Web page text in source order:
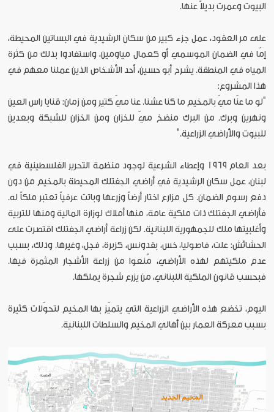
البيوت وعمرت بديلاً عنها.
على مر العقود، عمل جزء كبير من سكان الرشيدية في البساتين المحيطة،
إمّا في الضمان الموسمي أو كعمال مياومين، واستفادوا بذلك من كثرة
المياه في المنطقة. يشرح أبو حسين، أحد الأشخاص الذين عملنا معهم في
هذا المشروع:
"لو ما عنّا ميّ بالمخيم ما كنا عشنا. عنا ميّ كتير ومن زمان: قنايا راس العين
ونهرين وبرك. من البرك منضخ ميّ للخزان ومن الخزان للشبكة وبعدين
للبيوت والأراضي الزراعية."
بعد العام 1969 وإعطاء الشرعية لوجود منظمة التحرير الفلسطينية في
لبنان، عمل سكان الرشيدية في أراضي الجفتلك المحيطة بالمخيم من دون
دفع رسوم الضمان. كل مزارع اختار أرضاً وزرعها وباتت عرفياً تعتبر ملكاً له.
فأراضي الجفتلك ذات ملكية عامة، منها أملاك لوزارة المالية ومنها للتربية
وأغلبيتها ملك للجمهورية اللبنانية. لكن زراعة أراضي الجفتلك اقتصرت على
الحشائش: علت، فاصوليا، خس، بقدونس، كزبرة، فجل، وغيرها. وذلك، بسبب
عدم ملكيتهم لهذه الأراضي، مُنعوا من زراعة الأشجار المثمرة فيها.
فبحسب قانون الملكية اللبناني، من يزرع شجرة يملكها.
اليوم، تخضع هذه الأراضي الزراعية التي يتميّز بها المخيم لتحوّلات كثيرة
بسبب معركة العمار بين أهالي المخيم والسلطات اللبنانية.